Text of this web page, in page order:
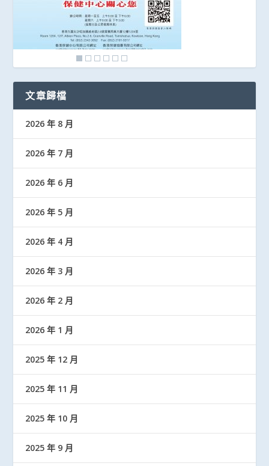
文章歸檔
2026 年 8 月
2026 年 7 月
2026 年 6 月
2026 年 5 月
2026 年 4 月
2026 年 3 月
2026 年 2 月
2026 年 1 月
2025 年 12 月
2025 年 11 月
2025 年 10 月
2025 年 9 月